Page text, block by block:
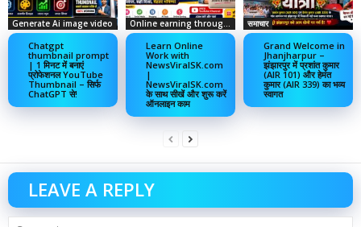
Generate Ai image video
Chatgpt
thumbnail prompt
| 1 मिनट में बनाएं
प्रोफेशनल YouTube
Thumbnail – सिर्फ
ChatGPT से!
Online earning through social media
Learn Online
Work with
NewsViralSK.com
|
NewsViralSK.com
के साथ सीखें और शुरू करें
ऑनलाइन काम
समाचार
Grand Welcome in
Jhanjharpur –
झंझारपुर में प्रशांत कुमार
(AIR 101) और हेमंत
कुमार (AIR 339) का भव्य
स्वागत
LEAVE A REPLY